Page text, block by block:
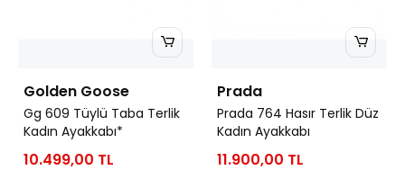
Golden Goose
Gg 609 Tüylü Taba Terlik
Kadın Ayakkabı*
10.499,00 TL
Prada
Prada 764 Hasır Terlik Düz
Kadın Ayakkabı
11.900,00 TL